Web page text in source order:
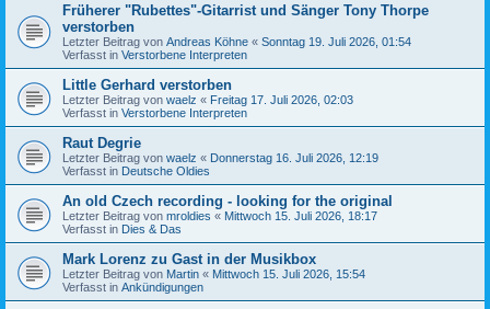
Früherer "Rubettes"-Gitarrist und Sänger Tony Thorpe
verstorben
Letzter Beitrag von Andreas Köhne « Sonntag 19. Juli 2026, 01:54
Verfasst in Verstorbene Interpreten
Little Gerhard verstorben
Letzter Beitrag von waelz « Freitag 17. Juli 2026, 02:03
Verfasst in Verstorbene Interpreten
Raut Degrie
Letzter Beitrag von waelz « Donnerstag 16. Juli 2026, 12:19
Verfasst in Deutsche Oldies
An old Czech recording - looking for the original
Letzter Beitrag von mroldies « Mittwoch 15. Juli 2026, 18:17
Verfasst in Dies & Das
Mark Lorenz zu Gast in der Musikbox
Letzter Beitrag von Martin « Mittwoch 15. Juli 2026, 15:54
Verfasst in Ankündigungen